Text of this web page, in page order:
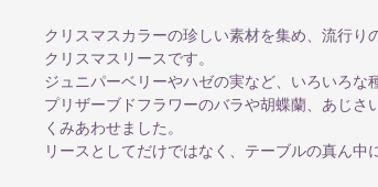
クリスマスカラーの珍しい素材を集め、流行
クリスマスリースです。
ジュニパーベリーやハゼの実など、いろいろな
プリザーブドフラワーのバラや胡蝶蘭、あじ
くみあわせました。
リースとしてだけではなく、テーブルの真ん中